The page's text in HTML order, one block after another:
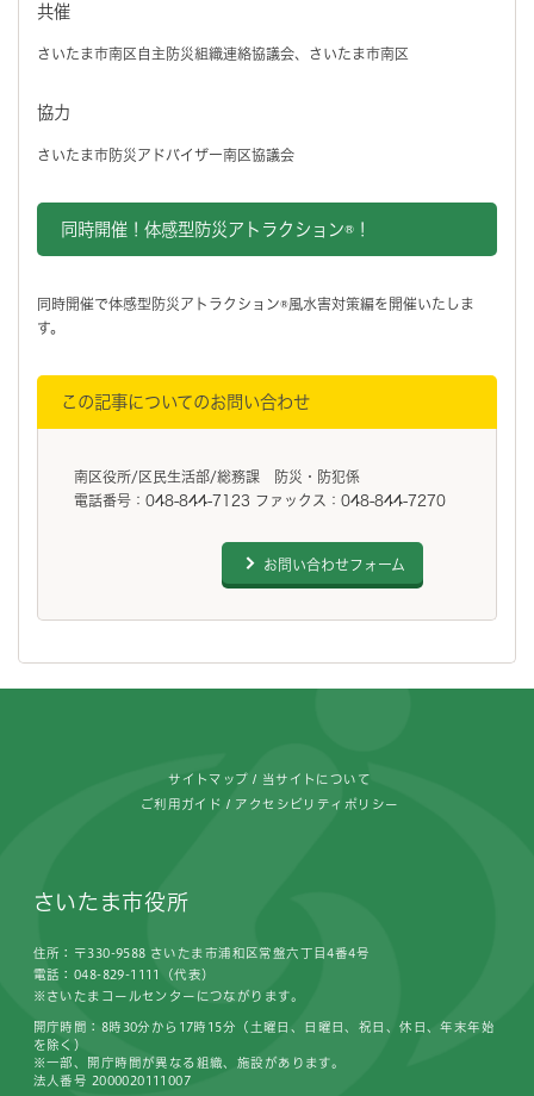
共催
さいたま市南区自主防災組織連絡協議会、さいたま市南区
協力
さいたま市防災アドバイザー南区協議会
同時開催！体感型防災アトラクション®！
同時開催で体感型防災アトラクション®風水害対策編を開催いたしま
す。
この記事についてのお問い合わせ
南区役所/区民生活部/総務課 防災・防犯係
電話番号：048-844-7123 ファックス：048-844-7270
お問い合わせフォーム
サイトマップ 当サイトについて
ご利用ガイド アクセシビリティポリシー
さいたま市役所
住所：〒330-9588 さいたま市浦和区常盤六丁目4番4号
電話：048-829-1111（代表）
※さいたまコールセンターにつながります。
開庁時間：8時30分から17時15分（土曜日、日曜日、祝日、休日、年末年始
を除く）
※一部、開庁時間が異なる組織、施設があります。
法人番号 2000020111007